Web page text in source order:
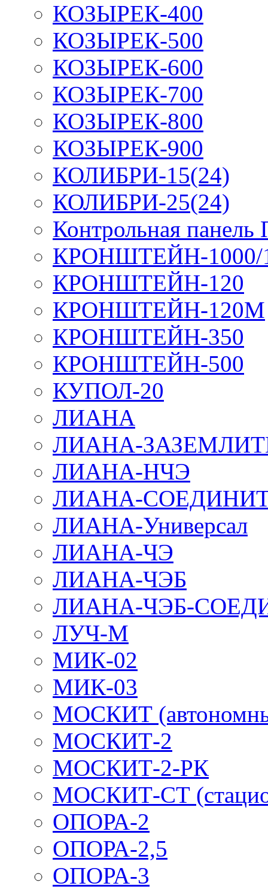
КОЗЫРЕК-400
КОЗЫРЕК-500
КОЗЫРЕК-600
КОЗЫРЕК-700
КОЗЫРЕК-800
КОЗЫРЕК-900
КОЛИБРИ-15(24)
КОЛИБРИ-25(24)
Контрольная
КРОНШТЕЙН-1000/
КРОНШТЕЙН-120
КРОНШТЕЙН-120М
КРОНШТЕЙН-350
КРОНШТЕЙН-500
КУПОЛ-20
ЛИАНА
ЛИАНА-
ЛИАНА-НЧЭ
ЛИАНА-
ЛИАНА-Универсал
ЛИАНА-ЧЭ
ЛИАНА-ЧЭБ
ЛИАНА-ЧЭБ-
ЛУЧ-М
МИК-02
МИК-03
МОСКИТ
МОСКИТ-2
МОСКИТ-2-РК
МОСКИТ-СТ
ОПОРА-2
ОПОРА-2,5
ОПОРА-3